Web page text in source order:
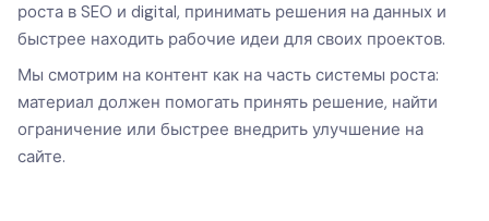
роста в SEO и digital, принимать решения на данных и
быстрее находить рабочие идеи для своих проектов.
Мы смотрим на контент как на часть системы роста:
материал должен помогать принять решение, найти
ограничение или быстрее внедрить улучшение на
сайте.